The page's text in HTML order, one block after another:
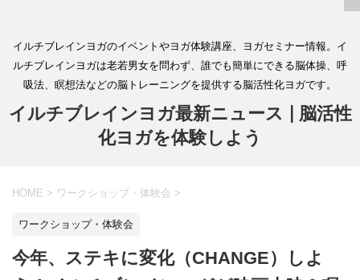
イルチブレインヨガのイベントやヨガ体験講座、ヨガセミナー情報。イ
ルチブレインヨガは老若男女を問わず、誰でも簡単にできる脳体操、呼
吸法、瞑想法などの脳トレーニングを提供する脳活性化ヨガです。
イルチブレインヨガ最新ニュース | 脳活性
化ヨガを体験しよう
HOME > ワークショップ・体験会 >
ワークショップ・体験会
今年、ステキに変化（CHANGE）しよ